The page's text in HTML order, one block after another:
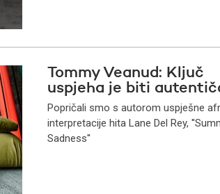
Tommy Veanud: Ključ
uspjeha je biti
Popričali smo s autorom uspješne
interpretacije hita Lane Del Rey,
Sadness''